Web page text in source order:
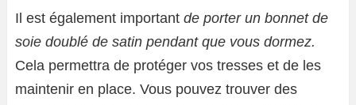
Il est également important de porter un bonnet de
soie doublé de satin pendant que vous dormez.
Cela permettra de protéger vos tresses et de les
maintenir en place. Vous pouvez trouver des